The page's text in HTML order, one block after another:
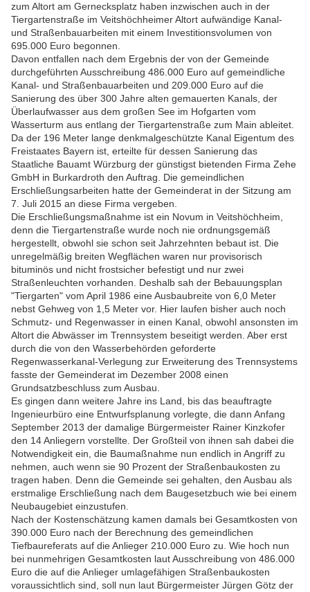
zum Altort am Gernecksplatz haben inzwischen auch in der
Tiergartenstraße im Veitshöchheimer Altort aufwändige Kanal-
und Straßenbauarbeiten mit einem Investitionsvolumen von
695.000 Euro begonnen.
Davon entfallen nach dem Ergebnis der von der Gemeinde
durchgeführten Ausschreibung 486.000 Euro auf gemeindliche
Kanal- und Straßenbauarbeiten und 209.000 Euro auf die
Sanierung des über 300 Jahre alten gemauerten Kanals, der
Überlaufwasser aus dem großen See im Hofgarten vom
Wasserturm aus entlang der Tiergartenstraße zum Main ableitet.
Da der 196 Meter lange denkmalgeschützte Kanal Eigentum des
Freistaates Bayern ist, erteilte für dessen Sanierung das
Staatliche Bauamt Würzburg der günstigst bietenden Firma Zehe
GmbH in Burkardroth den Auftrag. Die gemeindlichen
Erschließungsarbeiten hatte der Gemeinderat in der Sitzung am
7. Juli 2015 an diese Firma vergeben.
Die Erschließungsmaßnahme ist ein Novum in Veitshöchheim,
denn die Tiergartenstraße wurde noch nie ordnungsgemäß
hergestellt, obwohl sie schon seit Jahrzehnten bebaut ist. Die
unregelmäßig breiten Wegflächen waren nur provisorisch
bituminös und nicht frostsicher befestigt und nur zwei
Straßenleuchten vorhanden. Deshalb sah der Bebauungsplan
"Tiergarten" vom April 1986 eine Ausbaubreite von 6,0 Meter
nebst Gehweg von 1,5 Meter vor. Hier laufen bisher auch noch
Schmutz- und Regenwasser in einen Kanal, obwohl ansonsten im
Altort die Abwässer im Trennsystem beseitigt werden. Aber erst
durch die von den Wasserbehörden geforderte
Regenwasserkanal-Verlegung zur Erweiterung des Trennsystems
fasste der Gemeinderat im Dezember 2008 einen
Grundsatzbeschluss zum Ausbau.
Es gingen dann weitere Jahre ins Land, bis das beauftragte
Ingenieurbüro eine Entwurfsplanung vorlegte, die dann Anfang
September 2013 der damalige Bürgermeister Rainer Kinzkofer
den 14 Anliegern vorstellte. Der Großteil von ihnen sah dabei die
Notwendigkeit ein, die Baumaßnahme nun endlich in Angriff zu
nehmen, auch wenn sie 90 Prozent der Straßenbaukosten zu
tragen haben. Denn die Gemeinde sei gehalten, den Ausbau als
erstmalige Erschließung nach dem Baugesetzbuch wie bei einem
Neubaugebiet einzustufen.
Nach der Kostenschätzung kamen damals bei Gesamtkosten von
390.000 Euro nach der Berechnung des gemeindlichen
Tiefbaureferats auf die Anlieger 210.000 Euro zu. Wie hoch nun
bei nunmehrigen Gesamtkosten laut Ausschreibung von 486.000
Euro die auf die Anlieger umlagefähigen Straßenbaukosten
voraussichtlich sind, soll nun laut Bürgermeister Jürgen Götz der